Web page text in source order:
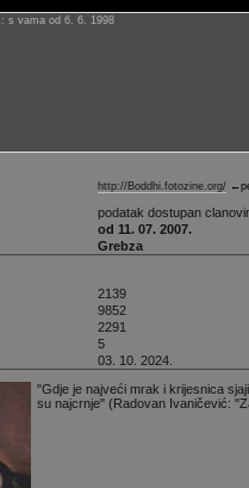
: s vama od 6. 6. 1998
http://Boddhi.fotozine.org/
podatak dostupan
od 11. 07. 2007.
Grebza
2139
9852
2291
5
03. 10. 2024.
"Gdje je najveći mrak i krijesnica
su najcrnje" (Radovan Ivaničević: